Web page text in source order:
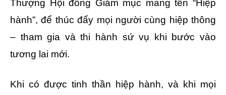
Thượng Hội đồng Giám mục mang tên “Hiệp
hành”, để thúc đẩy mọi người cùng hiệp thông
– tham gia và thi hành sứ vụ khi bước vào
tương lai mới.
Khi có được tinh thần hiệp hành, và khi mọi